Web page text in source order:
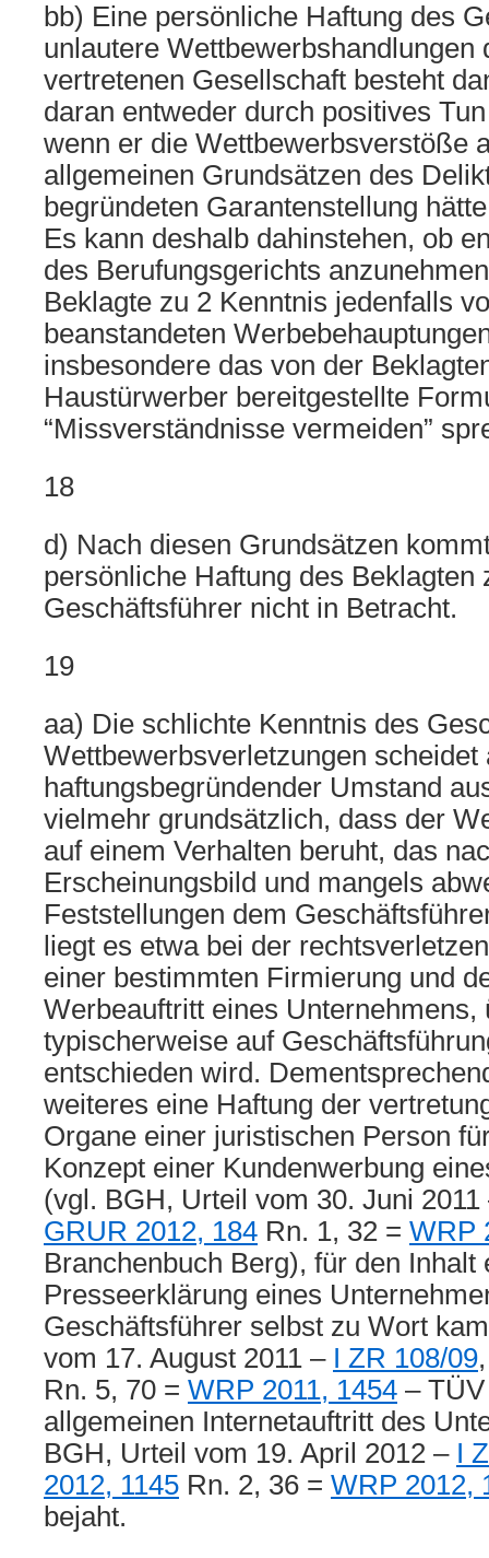
bb) Eine persönliche Haftung des
unlautere Wettbewerbshandlungen
vertretenen Gesellschaft besteht
daran entweder durch positives
wenn er die Wettbewerbsverstöße
allgemeinen Grundsätzen des
begründeten Garantenstellung
Es kann deshalb dahinstehen, ob
des Berufungsgerichts
Beklagte zu 2 Kenntnis jedenfalls
beanstandeten
insbesondere das von der
Haustürwerber bereitgestellte
“Missverständnisse vermeiden”
18
d) Nach diesen Grundsätzen
persönliche Haftung des Beklagten
Geschäftsführer nicht in Betracht.
19
aa) Die schlichte Kenntnis des
Wettbewerbsverletzungen scheidet
haftungsbegründender Umstand
vielmehr grundsätzlich, dass der
auf einem Verhalten beruht, das
Erscheinungsbild und mangels
Feststellungen dem
liegt es etwa bei der
einer bestimmten Firmierung und
Werbeauftritt eines Unternehmens,
typischerweise auf
entschieden wird.
weiteres eine Haftung der
Organe einer juristischen Person
Konzept einer Kundenwerbung
(vgl. BGH, Urteil vom 30. Juni
GRUR 2012, 184 Rn. 1, 32 = WRP
Branchenbuch Berg), für den Inhalt
Presseerklärung eines
Geschäftsführer selbst zu Wort
vom 17. August 2011 – I ZR 108/09
Rn. 5, 70 = WRP 2011, 1454 –
allgemeinen Internetauftritt des
BGH, Urteil vom 19. April 2012 – I
2012, 1145 Rn. 2, 36 = WRP 2012,
bejaht.